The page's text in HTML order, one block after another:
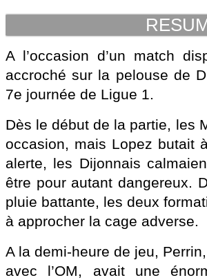
A l’occasion d’un match
accroché sur la pelouse de
7e journée de Ligue 1.
Dès le début de la partie, les
occasion, mais Lopez butait
alerte, les Dijonnais
être pour autant dangereux.
pluie battante, les deux
à approcher la cage adverse.
A la demi-heure de jeu,
avec l’OM, avait une